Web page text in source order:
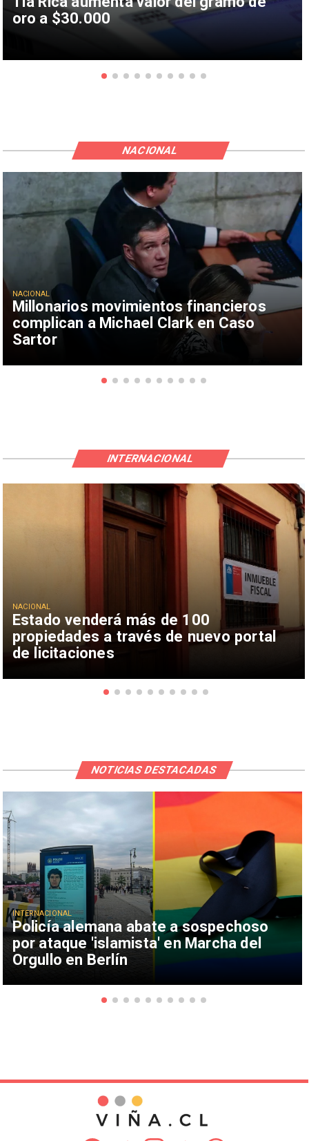
oro a $30.000
Millonarios movimientos financieros
complican a Michael Clark en Caso
Sartor
NACIONAL
NACIONAL
Estado venderá más de 100
propiedades a través de nuevo portal
de licitaciones
NACIONAL
INTERNACIONAL
Policía alemana abate a sospechoso
por ataque 'islamista' en Marcha del
Orgullo en Berlín
INTERNACIONAL
NOTICIAS DESTACADAS